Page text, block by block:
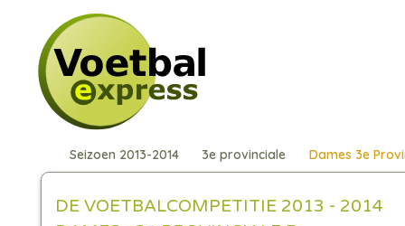
Seizoen 2013-2014 3e provinciale Dames 3e
DE VOETBALCOMPETITIE 2013 - 2014